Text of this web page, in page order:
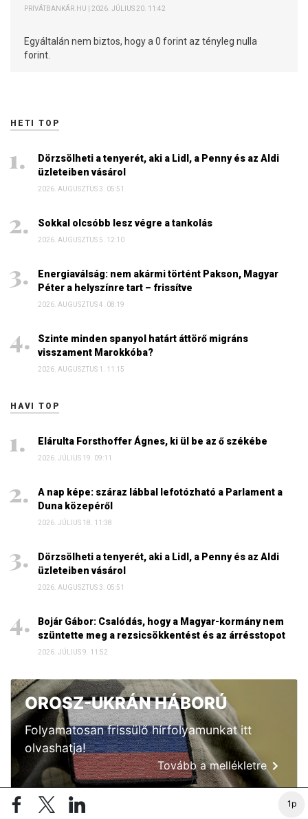
1p
PRIVÁTBANKÁR.HU | 2026. JÚLIUS 20. 11:42
Egyáltalán nem biztos, hogy a 0 forint az tényleg nulla
forint.
HETI TOP
Dörzsölheti a tenyerét, aki a Lidl, a Penny és az Aldi
üzleteiben vásárol
2026. AUGUSZTUS 3. 05:51
Sokkal olcsóbb lesz végre a tankolás
2026. AUGUSZTUS 5. 12:10
Energiaválság: nem akármi történt Pakson, Magyar
Péter a helyszínre tart – frissítve
2026. AUGUSZTUS 4. 08:19
Szinte minden spanyol határt áttörő migráns
visszament Marokkóba?
2026. AUGUSZTUS 1. 11:15
HAVI TOP
Elárulta Forsthoffer Ágnes, ki ül be az ő székébe
2026. JÚLIUS 19. 09:11
A nap képe: száraz lábbal lefotózható a Parlament a
Duna közepéről
2026. JÚLIUS 18. 11:38
Dörzsölheti a tenyerét, aki a Lidl, a Penny és az Aldi
üzleteiben vásárol
2026. AUGUSZTUS 3. 05:51
Bojár Gábor: Csalódás, hogy a Magyar-kormány nem
szüntette meg a rezsicsökkentést és az árrésstopot
2026. JÚLIUS 9. 11:52
OROSZ-UKRÁN HÁBORÚ
Folyamatosan frissülő hírfolyamunkat itt
olvashatja!
Tovább a mellékletre